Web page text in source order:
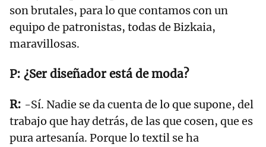
son brutales, para lo que contamos con un
equipo de patronistas, todas de Bizkaia,
maravillosas.
¿Ser diseñador está de moda?
-Sí. Nadie se da cuenta de lo que supone, del
trabajo que hay detrás, de las que cosen, que es
pura artesanía. Porque lo textil se ha